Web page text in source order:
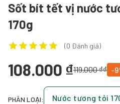
Sốt bít tết vị nước
170g
(0 Đánh giá)
108.000 ₫119.000 ₫₫ -
PHÂN LOẠI: Nước tương tỏi